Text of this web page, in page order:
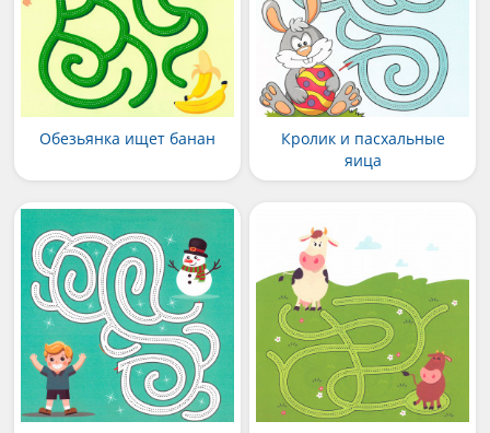
Обезьянка ищет банан
Кролик и пасхальные
яица